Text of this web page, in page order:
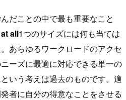
だことの中で最も重要なこと
all1つのサイズには何も当ては
あらゆるワークロードのアクセ
ーズに最適に対応できる単一の
いう考えは過去のものです。適
者に自分の得意なことをさせる